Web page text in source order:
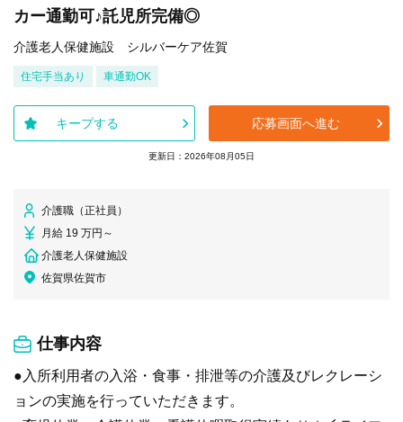
カー通勤可♪託児所完備◎
介護老人保健施設 シルバーケア佐賀
住宅手当あり 車通勤OK
キープする 応募画面へ進む
更新日：2026年08月05日
介護職（正社員）
月給 19 万円～
介護老人保健施設
佐賀県佐賀市
仕事内容
●入所利用者の入浴・食事・排泄等の介護及びレクレーシ
ョンの実施を行っていただきます。